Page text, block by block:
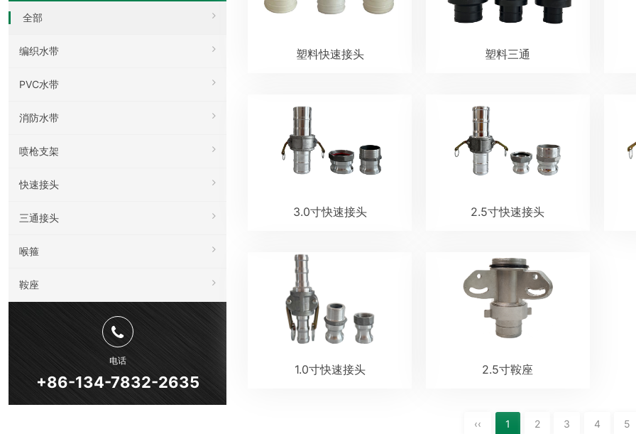
全部
编织水带
PVC水带
消防水带
喷枪支架
快速接头
三通接头
喉箍
鞍座
电话
+86-134-7832-2635
塑料快速接头 塑料三通
3.0寸快速接头 2.5寸快速接头
1.0寸快速接头 2.5寸鞍座
‹‹ 1 2 3 4 5